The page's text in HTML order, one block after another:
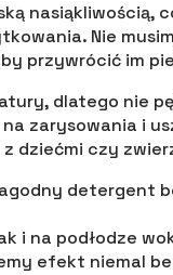
nasiąkliwością,
Nie
przywrócić im
dlatego nie
zarysowania i
dziećmi czy
detergent
i na podłodze
efekt niemal